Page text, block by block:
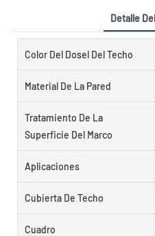
Detalle
Color Del Dosel Del Techo
Material De La Pared
Tratamiento De La
Superficie Del Marco
Aplicaciones
Cubierta De Techo
Cuadro